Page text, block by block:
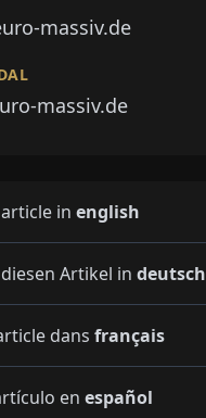
massiv.de
massiv.de
in english
diesen Artikel in deutsch
dans français
en español